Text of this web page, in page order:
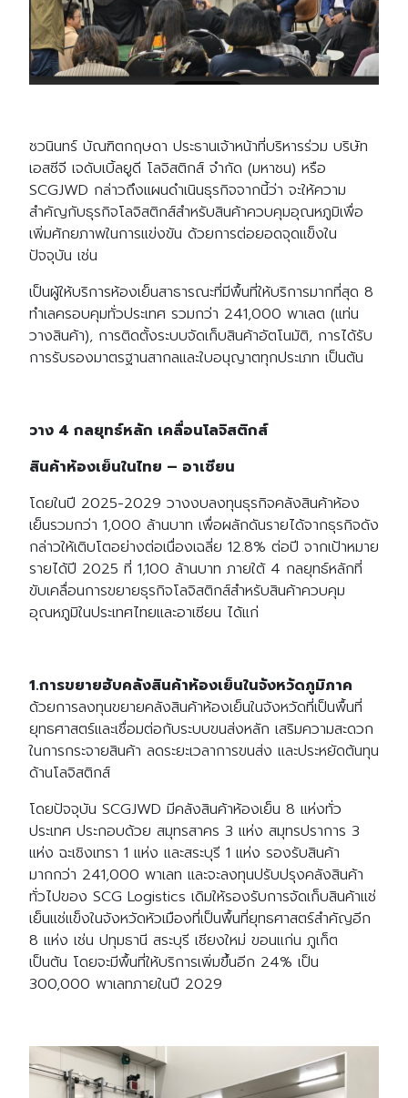
ชวนินทร์ บัณฑิตกฤษดา ประธานเจ้าหน้าที่บริหารร่วม บริษัท
เอสซีจี เจดับเบิ้ลยูดี โลจิสติกส์ จำกัด (มหาชน) หรือ
SCGJWD กล่าวถึงแผนดำเนินธุรกิจจากนี้ว่า จะให้ความ
สำคัญกับธุรกิจโลจิสติกส์สำหรับสินค้าควบคุมอุณหภูมิเพื่อ
เพิ่มศักยภาพในการแข่งขัน ด้วยการต่อยอดจุดแข็งใน
ปัจจุบัน เช่น
เป็นผู้ให้บริการห้องเย็นสาธารณะที่มีพื้นที่ให้บริการมากที่สุด 8
ทำเลครอบคุมทั่วประเทศ รวมกว่า 241,000 พาเลต (แท่น
วางสินค้า), การติดตั้งระบบจัดเก็บสินค้าอัตโนมัติ, การได้รับ
การรับรองมาตรฐานสากลและใบอนุญาตทุกประเภท เป็นต้น
วาง 4 กลยุทธ์หลัก เคลื่อนโลจิสติกส์
สินค้าห้องเย็นในไทย – อาเซียน
โดยในปี 2025-2029 วางงบลงทุนธุรกิจคลังสินค้าห้อง
เย็นรวมกว่า 1,000 ล้านบาท เพื่อผลักดันรายได้จากธุรกิจดัง
กล่าวให้เติบโตอย่างต่อเนื่องเฉลี่ย 12.8% ต่อปี จากเป้าหมาย
รายได้ปี 2025 ที่ 1,100 ล้านบาท ภายใต้ 4 กลยุทธ์หลักที่
ขับเคลื่อนการขยายธุรกิจโลจิสติกส์สำหรับสินค้าควบคุม
อุณหภูมิในประเทศไทยและอาเซียน ได้แก่
1.การขยายฮับคลังสินค้าห้องเย็นในจังหวัดภูมิภาค
ด้วยการลงทุนขยายคลังสินค้าห้องเย็นในจังหวัดที่เป็นพื้นที่
ยุทธศาสตร์และเชื่อมต่อกับระบบขนส่งหลัก เสริมความสะดวก
ในการกระจายสินค้า ลดระยะเวลาการขนส่ง และประหยัดต้นทุน
ด้านโลจิสติกส์
โดยปัจจุบัน SCGJWD มีคลังสินค้าห้องเย็น 8 แห่งทั่ว
ประเทศ ประกอบด้วย สมุทรสาคร 3 แห่ง สมุทรปราการ 3
แห่ง ฉะเชิงเทรา 1 แห่ง และสระบุรี 1 แห่ง รองรับสินค้า
มากกว่า 241,000 พาเลท และจะลงทุนปรับปรุงคลังสินค้า
ทั่วไปของ SCG Logistics เดิมให้รองรับการจัดเก็บสินค้าแช่
เย็นแช่แข็งในจังหวัดหัวเมืองที่เป็นพื้นที่ยุทธศาสตร์สำคัญอีก
8 แห่ง เช่น ปทุมธานี สระบุรี เชียงใหม่ ขอนแก่น ภูเก็ต
เป็นต้น โดยจะมีพื้นที่ให้บริการเพิ่มขึ้นอีก 24% เป็น
300,000 พาเลทภายในปี 2029